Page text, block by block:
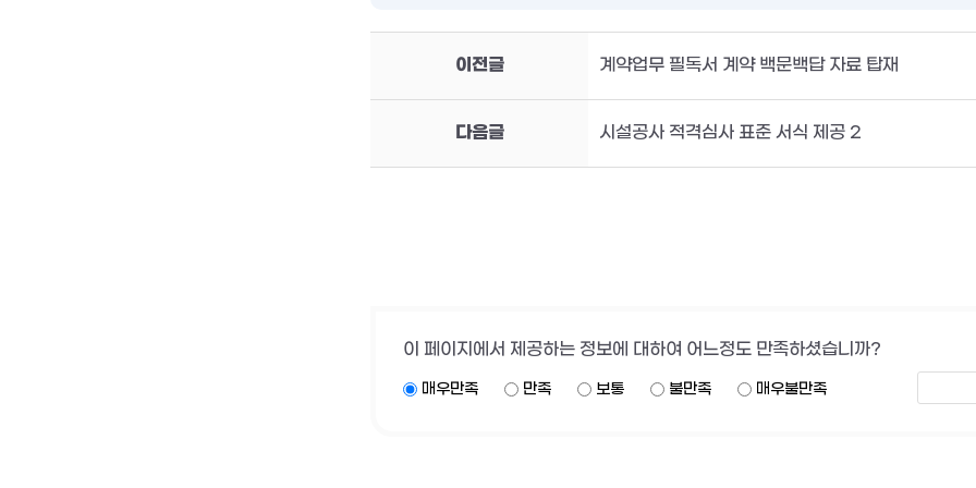
이전글 계약업무 필독서 계약 백문백답 자료 탑재
다음글 시설공사 적격심사 표준 서식 제공 2
이 페이지에서 제공하는 정보에 대하여 어느정도 만족하셨습니까?
매우만족 만족 보통 불만족 매우불만족